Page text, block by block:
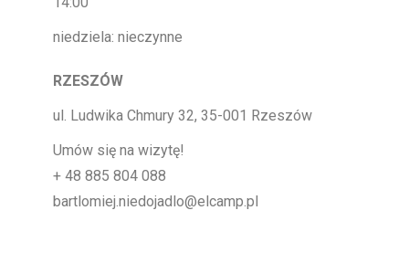
niedziela: nieczynne
RZESZÓW
ul. Ludwika Chmury 32, 35-001 Rzeszów
Umów się na wizytę!
+ 48 885 804 088
bartlomiej.niedojadlo@elcamp.pl